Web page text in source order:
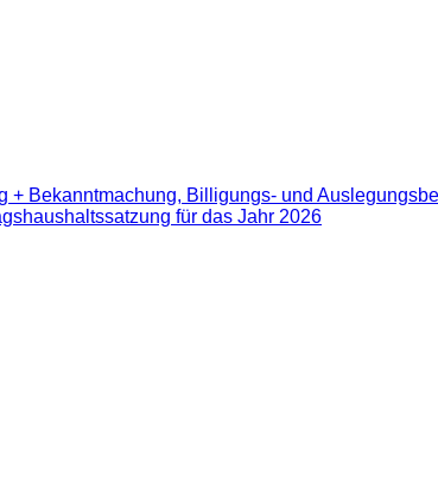
+ Bekanntmachung, Billigungs- und
für das Jahr 2026